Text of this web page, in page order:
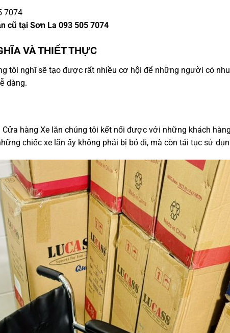
cũ tại Sơn La 093 505 7074
VÀ THIẾT THỰC
tôi nghĩ sẽ tạo được rất nhiều cơ hội để những người có
dàng.
hàng Xe lăn chúng tôi kết nối được với những khách
chiếc xe lăn ấy không phải bị bỏ đi, mà còn tái tục sử